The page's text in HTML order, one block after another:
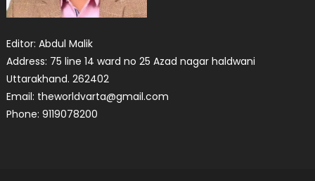
Editor: Abdul Malik
Address: 75 line 14 ward no 25 Azad nagar haldwani
Uttarakhand. 262402
Email: theworldvarta@gmail.com
Phone: 9119078200